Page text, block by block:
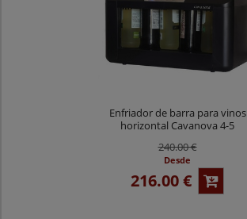
Enfriador de barra para vinos
horizontal Cavanova 4-5
240.00 €
Desde
216.00 €